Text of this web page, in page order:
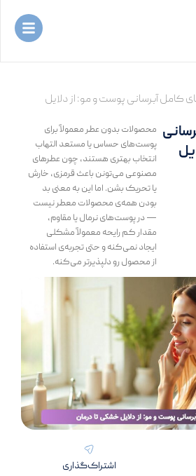
کامل آبرسانی پوست و مو: از دلایل
محصولات بدون عطر معمولاً برای
پوست‌های حساس یا مستعد التهاب
انتخاب بهتری هستند، چون عطرهای
مصنوعی می‌تونن باعث قرمزی، خارش
یا تحریک بشن. اما این به معنی بد
بودن همه‌ی محصولات معطر نیست
— در پوست‌های نرمال یا مقاوم،
مقدار کم رایحه معمولاً مشکلی
ایجاد نمی‌کنه و حتی تجربه‌ی استفاده
از محصول رو دلپذیرتر می‌کنه.
اشتراک‌گذاری